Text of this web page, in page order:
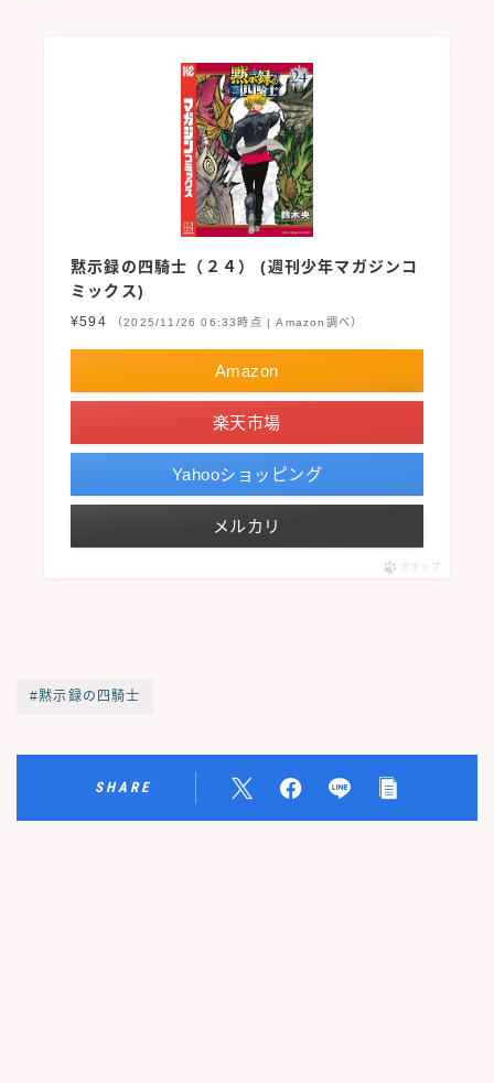
黙示録の四騎士（２４） (週刊少年マガジンコ
ミックス)
¥594 （2025/11/26 06:33時点 | Amazon調べ）
Amazon
楽天市場
Yahooショッピング
メルカリ
ポチップ
#黙示録の四騎士
SHARE